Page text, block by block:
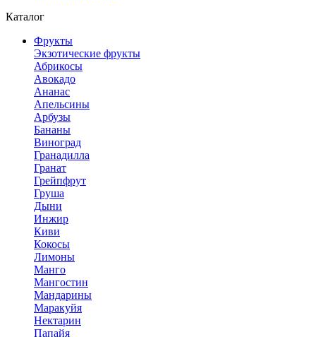
Каталог
Фрукты
Экзотические фрукты
Абрикосы
Авокадо
Ананас
Апельсины
Арбузы
Бананы
Виноград
Гранадилла
Гранат
Грейпфрут
Груша
Дыни
Инжир
Киви
Кокосы
Лимоны
Манго
Мангостин
Мандарины
Маракуйя
Нектарин
Папайя